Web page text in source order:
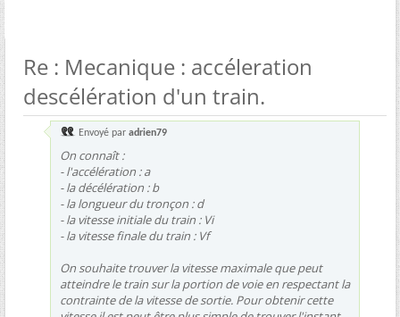
Re : Mecanique : accéleration
descélération d'un train.
Envoyé par adrien79
On connaît :
- l'accélération : a
- la décélération : b
- la longueur du tronçon : d
- la vitesse initiale du train : Vi
- la vitesse finale du train : Vf
On souhaite trouver la vitesse maximale que peut
atteindre le train sur la portion de voie en respectant la
contrainte de la vitesse de sortie. Pour obtenir cette